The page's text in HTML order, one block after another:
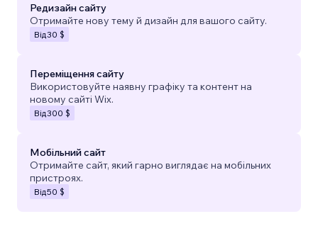
Редизайн сайту
Отримайте нову тему й дизайн для вашого сайту.
Від30 $
Переміщення сайту
Використовуйте наявну графіку та контент на
новому сайті Wix.
Від300 $
Мобільний сайт
Отримайте сайт, який гарно виглядає на мобільних
пристроях.
Від50 $